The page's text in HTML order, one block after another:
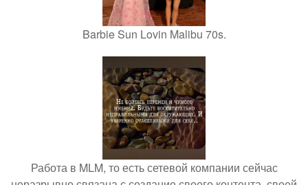
Barbie Sun Lovin Malibu 70s.
Работа в MLM, то есть сетевой компании сейчас